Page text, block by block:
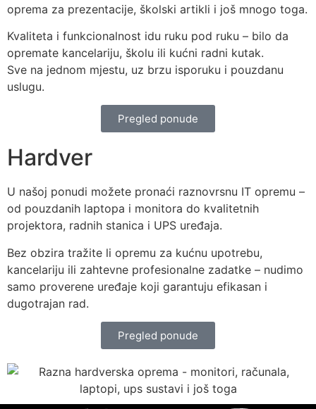
oprema za prezentacije, školski artikli i još mnogo toga.
Kvaliteta i funkcionalnost idu ruku pod ruku – bilo da
opremate kancelariju, školu ili kućni radni kutak.
Sve na jednom mjestu, uz brzu isporuku i pouzdanu
uslugu.
Pregled ponude
Hardver
U našoj ponudi možete pronaći raznovrsnu IT opremu –
od pouzdanih laptopa i monitora do kvalitetnih
projektora, radnih stanica i UPS uređaja.
Bez obzira tražite li opremu za kućnu upotrebu,
kancelariju ili zahtevne profesionalne zadatke – nudimo
samo proverene uređaje koji garantuju efikasan i
dugotrajan rad.
Pregled ponude